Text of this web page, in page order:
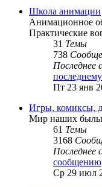
Школа анимации
Анимационное
Практические
31 Темы
738
Последнее
Пт 23 янв
Игры, комиксы,
Мир наших
61 Темы
3168
Последнее
сообщению
Ср 29 июл